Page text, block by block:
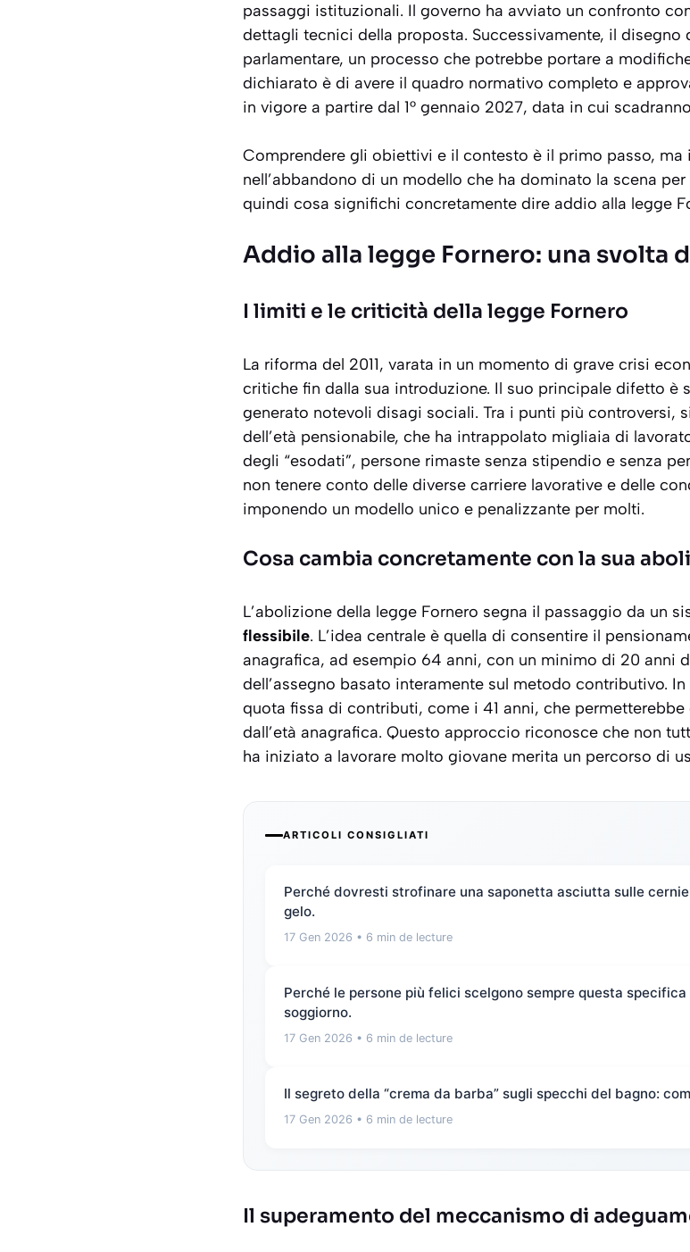
passaggi istituzionali. Il governo ha avviato un confronto
dettagli tecnici della proposta. Successivamente, il disegno
parlamentare, un processo che potrebbe portare a
dichiarato è di avere il quadro normativo completo e
in vigore a partire dal 1° gennaio 2027, data in cui
Comprendere gli obiettivi e il contesto è il primo passo, ma
nell’abbandono di un modello che ha dominato la scena
quindi cosa significhi concretamente dire addio alla legge
Addio alla legge Fornero: una svolta
I limiti e le criticità della legge Fornero
La riforma del 2011, varata in un momento di grave crisi
critiche fin dalla sua introduzione. Il suo principale difetto è
generato notevoli disagi sociali. Tra i punti più controversi,
dell’età pensionabile, che ha intrappolato migliaia di
degli “esodati”, persone rimaste senza stipendio e senza
non tenere conto delle diverse carriere lavorative e delle
imponendo un modello unico e penalizzante per molti.
Cosa cambia concretamente con la sua
L’abolizione della legge Fornero segna il passaggio da un
flessibile. L’idea centrale è quella di consentire il
anagrafica, ad esempio 64 anni, con un minimo di 20 anni
dell’assegno basato interamente sul metodo contributivo.
quota fissa di contributi, come i 41 anni, che
dall’età anagrafica. Questo approccio riconosce che non
ha iniziato a lavorare molto giovane merita un percorso di
ARTICOLI CONSIGLIATI
Perché dovresti strofinare una saponetta asciutta sulle
gelo.
17 Gen 2026 • 6 min de lecture
Perché le persone più felici scelgono sempre questa
soggiorno.
17 Gen 2026 • 6 min de lecture
Il segreto della “crema da barba” sugli specchi del bagno:
17 Gen 2026 • 6 min de lecture
Il superamento del meccanismo di